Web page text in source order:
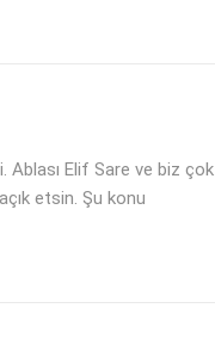
Ablası Elif Sare ve biz çok
etsin. Şu konu